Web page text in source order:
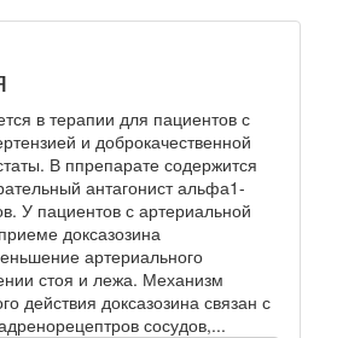
в терапии для пациентов с
и доброкачественной
В ппрепарате содержится
антагонист альфа1-
У пациентов с артериальной
доксазозина
артериального
стоя и лежа. Механизм
действия доксазозина связан с
сосудов,...